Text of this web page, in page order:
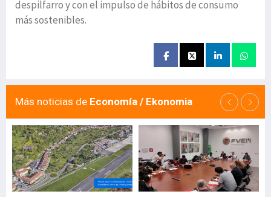
despilfarro y con el impulso de hábitos de consumo
más sostenibles.
Más noticias de Economía / Ekonomia